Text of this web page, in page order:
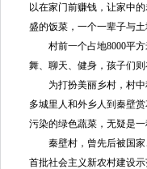
以在家门前赚钱，让家中
盛的饭菜，一个一辈子与
村前一个占地8000平方
舞、聊天、健身，孩子们
为打扮美丽乡村，村中
多城里人和外乡人到秦壁
污染的绿色蔬菜，无疑是一
秦壁村，曾先后被国家、
首批社会主义新农村建设